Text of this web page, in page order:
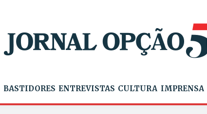
BASTIDORES ENTREVISTAS CULTURA IMPRENSA